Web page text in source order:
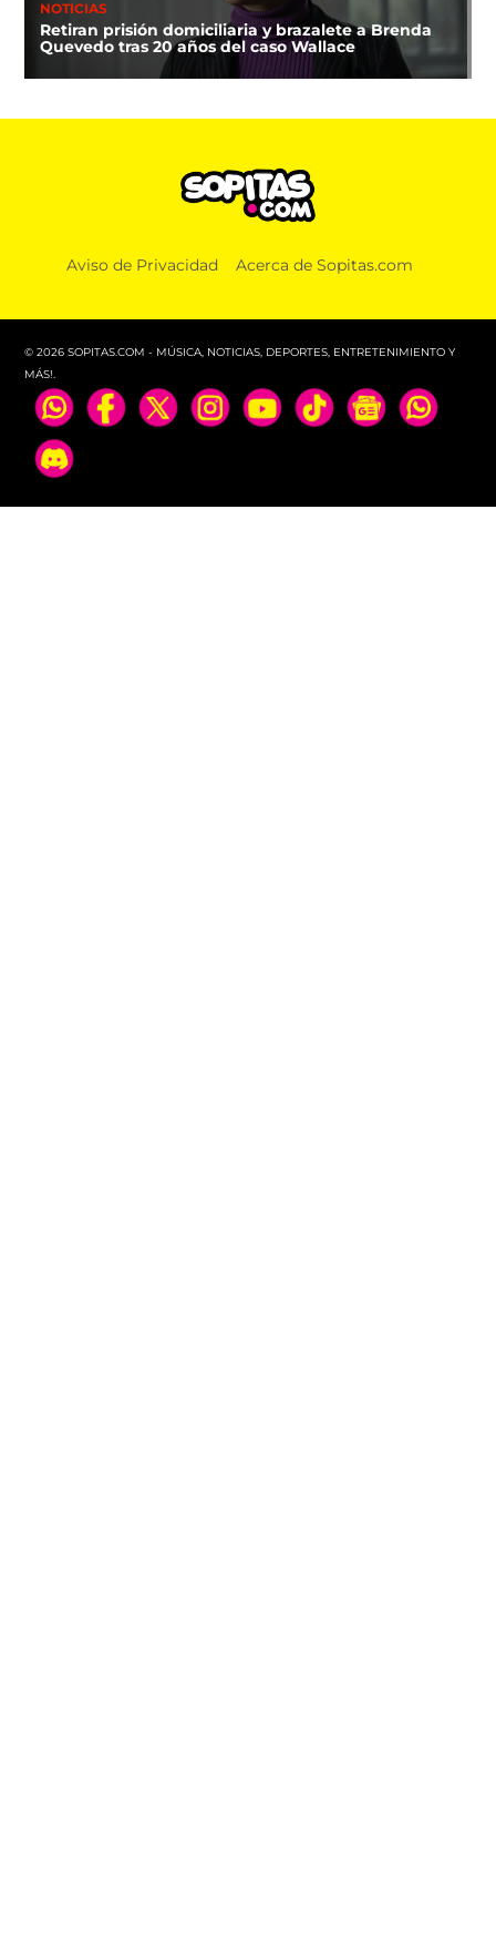
NOTICIAS
Retiran prisión domiciliaria y brazalete a Brenda
Quevedo tras 20 años del caso Wallace
Aviso de Privacidad Acerca de Sopitas.com
© 2026 SOPITAS.COM - MÚSICA, NOTICIAS, DEPORTES, ENTRETENIMIENTO Y
MÁS!.